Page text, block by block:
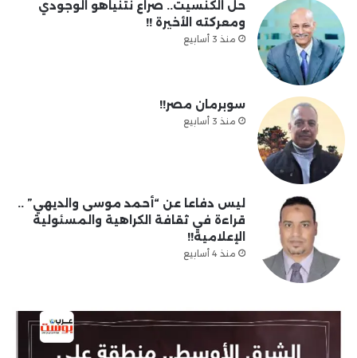
حل الكنسيت.. صراع نتنياهو الوجودي
ومعركته الأخيرة !!
منذ 3 أسابيع
سوبرمان مصر!!
منذ 3 أسابيع
ليس دفاعا عن “أحمد موسى والديهي” ..
قراءة في ثقافة الكراهية والمسئولية
الإعلامية!!
منذ 4 أسابيع